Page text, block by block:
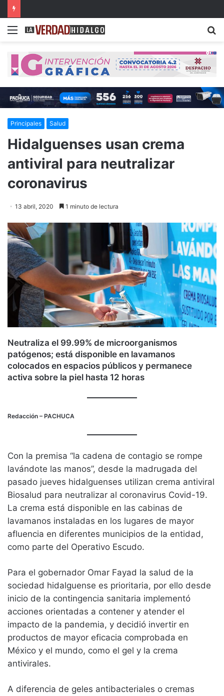
Menu
Principales Salud
Hidalguenses usan crema
antiviral para neutralizar
coronavirus
13 abril, 2020 1 minuto de lectura
Neutraliza el 99.99% de microorganismos
patógenos; está disponible en lavamanos
colocados en espacios públicos y permanece
activa sobre la piel hasta 12 horas
Redacción – PACHUCA
Con la premisa “la cadena de contagio se rompe
lavándote las manos”, desde la madrugada del
pasado jueves hidalguenses utilizan crema antiviral
Biosalud para neutralizar al coronavirus Covid-19.
La crema está disponible en las cabinas de
lavamanos instaladas en los lugares de mayor
afluencia en diferentes municipios de la entidad,
como parte del Operativo Escudo.
Para el gobernador Omar Fayad la salud de la
sociedad hidalguense es prioritaria, por ello desde
inicio de la contingencia sanitaria implementó
acciones orientadas a contener y atender el
impacto de la pandemia, y decidió invertir en
productos de mayor eficacia comprobada en
México y el mundo, como el gel y la crema
antivirales.
A diferencia de geles antibacteriales o cremas